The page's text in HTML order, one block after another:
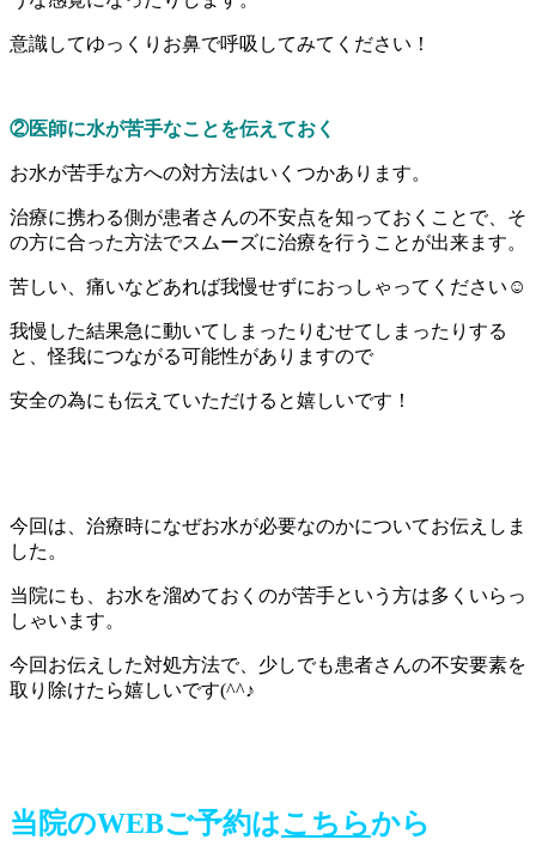
意識してゆっくりお鼻で呼吸してみてください！
②医師に水が苦手なことを伝えておく
お水が苦手な方への対方法はいくつかあります。
治療に携わる側が患者さんの不安点を知っておくことで、そ
の方に合った方法でスムーズに治療を行うことが出来ます。
苦しい、痛いなどあれば我慢せずにおっしゃってください☺
我慢した結果急に動いてしまったりむせてしまったりする
と、怪我につながる可能性がありますので
安全の為にも伝えていただけると嬉しいです！
今回は、治療時になぜお水が必要なのかについてお伝えしま
した。
当院にも、お水を溜めておくのが苦手という方は多くいらっ
しゃいます。
今回お伝えした対処方法で、少しでも患者さんの不安要素を
取り除けたら嬉しいです(^^♪
当院のWEBご予約はこちらから